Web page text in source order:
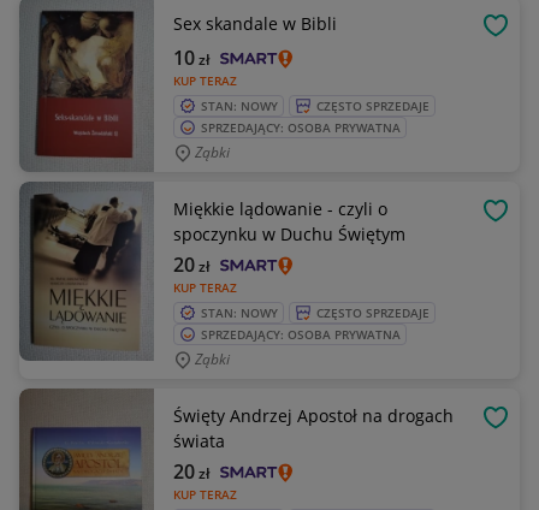
Sex skandale w Bibli
KUP TERAZ
10zł
STAN: NOWY
CZĘSTO SPRZEDAJE
SPRZEDAJĄCY: OSOBA PRYWATNA
Ząbki
Miękkie lądowanie - czyli o
spoczynku w Duchu Świętym
KUP TERAZ
20zł
STAN: NOWY
CZĘSTO SPRZEDAJE
SPRZEDAJĄCY: OSOBA PRYWATNA
Ząbki
Święty Andrzej Apostoł na drogach
świata
KUP TERAZ
20zł